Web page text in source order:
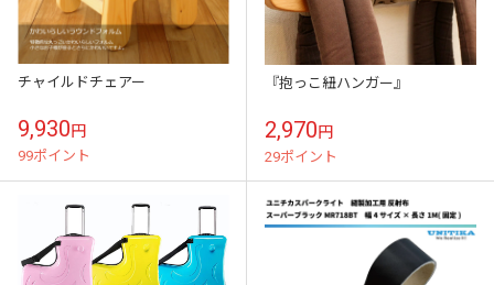
チャイルドチェアー
9,930円
99ポイント
『抱っこ紐ハンガー』
2,970円
29ポイント